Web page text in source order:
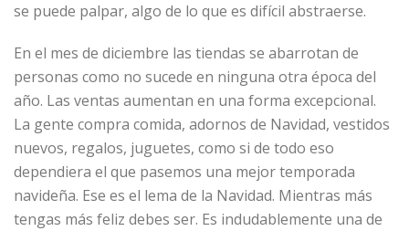
se puede palpar, algo de lo que es difícil abstraerse.
En el mes de diciembre las tiendas se abarrotan de
personas como no sucede en ninguna otra época del
año. Las ventas aumentan en una forma excepcional.
La gente compra comida, adornos de Navidad, vestidos
nuevos, regalos, juguetes, como si de todo eso
dependiera el que pasemos una mejor temporada
navideña. Ese es el lema de la Navidad. Mientras más
tengas más feliz debes ser. Es indudablemente una de